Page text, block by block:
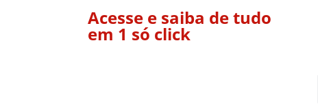
Acesse e saiba de tudo
em 1 só click